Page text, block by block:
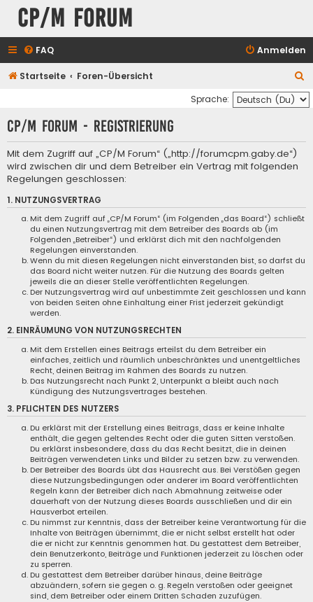
CP/M Forum
FAQ Anmelden
Startseite Foren-Übersicht
u
c
Sprache:
CP/M Forum - Registrierung
Mit dem Zugriff auf „CP/M Forum“ („http://forumcpm.gaby.de“)
wird zwischen dir und dem Betreiber ein Vertrag mit folgenden
Regelungen geschlossen:
1. NUTZUNGSVERTRAG
Mit dem Zugriff auf „CP/M Forum“ (im Folgenden „das Board“) schließt
du einen Nutzungsvertrag mit dem Betreiber des Boards ab (im
Folgenden „Betreiber“) und erklärst dich mit den nachfolgenden
Regelungen einverstanden.
Wenn du mit diesen Regelungen nicht einverstanden bist, so darfst du
das Board nicht weiter nutzen. Für die Nutzung des Boards gelten
jeweils die an dieser Stelle veröffentlichten Regelungen.
Der Nutzungsvertrag wird auf unbestimmte Zeit geschlossen und kann
von beiden Seiten ohne Einhaltung einer Frist jederzeit gekündigt
werden.
2. EINRÄUMUNG VON NUTZUNGSRECHTEN
Mit dem Erstellen eines Beitrags erteilst du dem Betreiber ein
einfaches, zeitlich und räumlich unbeschränktes und unentgeltliches
Recht, deinen Beitrag im Rahmen des Boards zu nutzen.
Das Nutzungsrecht nach Punkt 2, Unterpunkt a bleibt auch nach
Kündigung des Nutzungsvertrages bestehen.
3. PFLICHTEN DES NUTZERS
Du erklärst mit der Erstellung eines Beitrags, dass er keine Inhalte
enthält, die gegen geltendes Recht oder die guten Sitten verstoßen.
Du erklärst insbesondere, dass du das Recht besitzt, die in deinen
Beiträgen verwendeten Links und Bilder zu setzen bzw. zu verwenden.
Der Betreiber des Boards übt das Hausrecht aus. Bei Verstößen gegen
diese Nutzungsbedingungen oder anderer im Board veröffentlichten
Regeln kann der Betreiber dich nach Abmahnung zeitweise oder
dauerhaft von der Nutzung dieses Boards ausschließen und dir ein
Hausverbot erteilen.
Du nimmst zur Kenntnis, dass der Betreiber keine Verantwortung für die
Inhalte von Beiträgen übernimmt, die er nicht selbst erstellt hat oder
die er nicht zur Kenntnis genommen hat. Du gestattest dem Betreiber,
dein Benutzerkonto, Beiträge und Funktionen jederzeit zu löschen oder
zu sperren.
Du gestattest dem Betreiber darüber hinaus, deine Beiträge
abzuändern, sofern sie gegen o. g. Regeln verstoßen oder geeignet
sind, dem Betreiber oder einem Dritten Schaden zuzufügen.